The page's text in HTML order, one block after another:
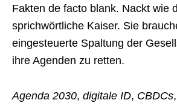
Fakten de facto blank. Nackt wie
sprichwörtliche Kaiser. Sie
eingesteuerte Spaltung der
ihre Agenden zu retten.
Agenda 2030, digitale ID, CBDCs